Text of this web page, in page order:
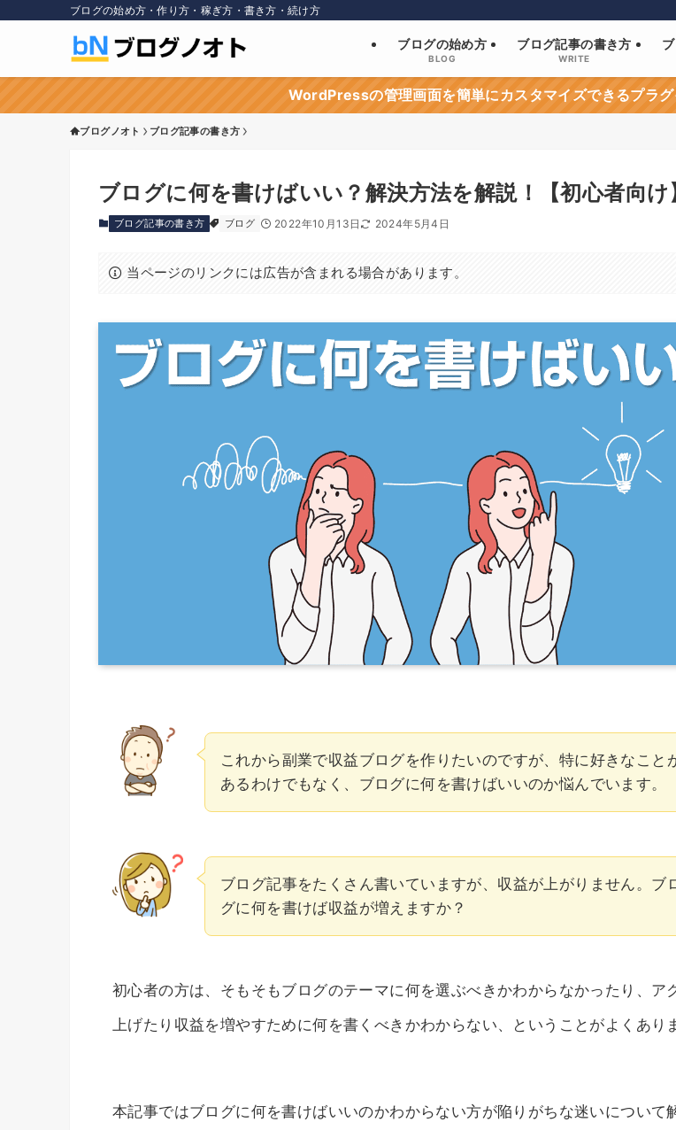
ブログの始め方・作り方・稼ぎ方・書き方・続け方
ブログの始め方
BLOG
ブログ記事の書き方
WRITE
WordPressの管理画面を簡単にカスタマイズできるプラグ
ブログノオト ブログ記事の書き方
ブログに何を書けばいい？解決方法を解説！【初心者向け
ブログ記事の書き方 ブログ 2022年10月13日 2024年5月4日
当ページのリンクには広告が含まれる場合があります。
これから副業で収益ブログを作りたいのですが、特に好きなこと
あるわけでもなく、ブログに何を書けばいいのか悩んでいます。
ブログ記事をたくさん書いていますが、収益が上がりません。ブ
グに何を書けば収益が増えますか？
初心者の方は、そもそもブログのテーマに何を選ぶべきかわからなかったり、ア
上げたり収益を増やすために何を書くべきかわからない、ということがよくあり
本記事ではブログに何を書けばいいのかわからない方が陥りがちな迷いについて